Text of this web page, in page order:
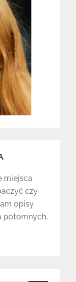
miejsca
czy
opisy
potomnych,